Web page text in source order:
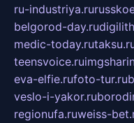
ru-industriya.ru
belgorod-day.ru
medic-today.ru
teensvoice.ru
eva-elfie.rufoto-tur.ru
veslo-i-yakor.ru
regionufa.ruweiss-